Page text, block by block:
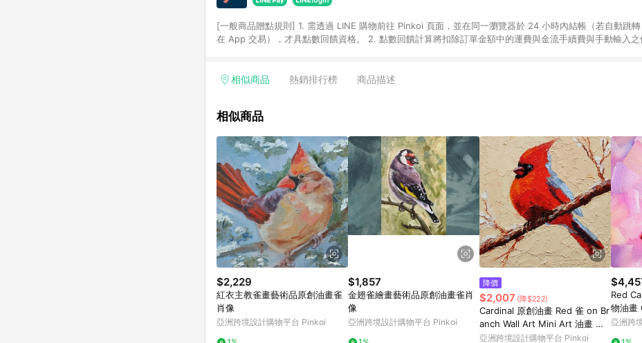
[一般商品贈點規則] 1. 需透過 LINE 購物前往 Pinkoi 頁面，並在同一瀏覽器於 24 小時內結帳（若自動跳
在 App 交易），才具點數回饋資格。 2. 點數回饋計算將扣除訂單金額中的運費與金流手續費與手動輸入
格，部分退款不在此限。 6. APP 請更新至Android v4.6.0 / iOS v4.1.5 以上才具贈點資格。 7. 點數將於出
使用規則請以點數紅包活動說明為準。 11. 若於 LINE 購物前往 Pinkoi 頁面後才首次下載 Pinkoi APP 並完
相似商品 熱銷排行榜 商品描述
相似商品
$2,229
紅衣主教雀畫藝術品原創油畫雀
肖像
亞洲跨境設計購物平台 Pinkoi
$1,857
金翅雀繪畫藝術品原創油畫雀肖
像
亞洲跨境設計購物平台 Pinkoi
降價
$2,007 (降$222)
Cardinal 原創油畫 Red 雀 on Br
anch Wall Art Mini Art 油畫 油
畫原作
亞洲跨境設計購物平台 Pinkoi
Red
物油畫
亞洲跨